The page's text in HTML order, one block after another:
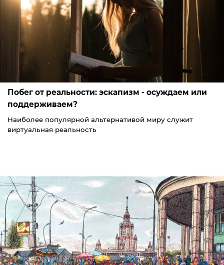
Побег от реальности: эскапизм - осуждаем или
поддерживаем?
Наиболее популярной альтернативой миру служит
виртуальная реальность